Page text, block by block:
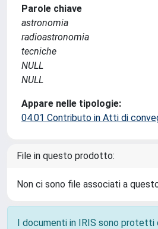
Parole chiave
astronomia
radioastronomia
tecniche
NULL
NULL
Appare nelle tipologie:
04.01 Contributo in Atti di
File in questo prodotto:
Non ci sono file associati a
I documenti in IRIS sono